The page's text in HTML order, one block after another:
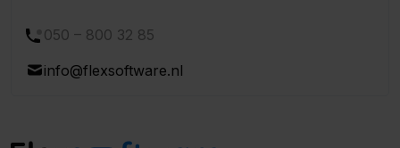
050 – 800 32 85
info@flexsoftware.nl